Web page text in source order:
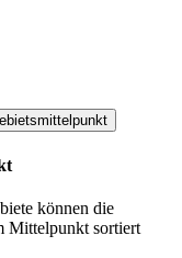
können die
Mittelpunkt sortiert